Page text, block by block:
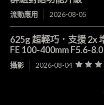
流動應用 2026-08-05
625g 超輕巧．支援
FE 100-400mm F5.6-
攝影 2026-08-04